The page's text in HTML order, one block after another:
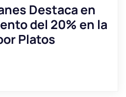
Destaca en
del 20% en la
Platos